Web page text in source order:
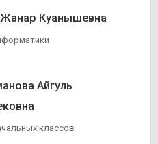
Куанышевна
Айгуль
классов